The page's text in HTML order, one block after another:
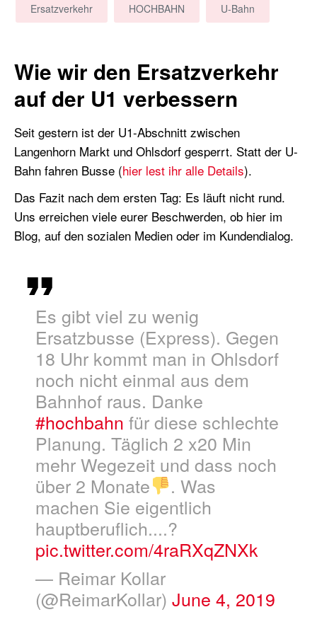
Ersatzverkehr HOCHBAHN U-Bahn
Wie wir den Ersatzverkehr
auf der U1 verbessern
Seit gestern ist der U1-Abschnitt zwischen
Langenhorn Markt und Ohlsdorf gesperrt. Statt der U-
Bahn fahren Busse (hier lest ihr alle Details).
Das Fazit nach dem ersten Tag: Es läuft nicht rund.
Uns erreichen viele eurer Beschwerden, ob hier im
Blog, auf den sozialen Medien oder im Kundendialog.
Es gibt viel zu wenig
Ersatzbusse (Express). Gegen
18 Uhr kommt man in Ohlsdorf
noch nicht einmal aus dem
Bahnhof raus. Danke
#hochbahn für diese schlechte
Planung. Täglich 2 x20 Min
mehr Wegezeit und dass noch
über 2 Monate
. Was
machen Sie eigentlich
hauptberuflich....?
pic.twitter.com/4raRXqZNXk
— Reimar Kollar
(@ReimarKollar) June 4, 2019